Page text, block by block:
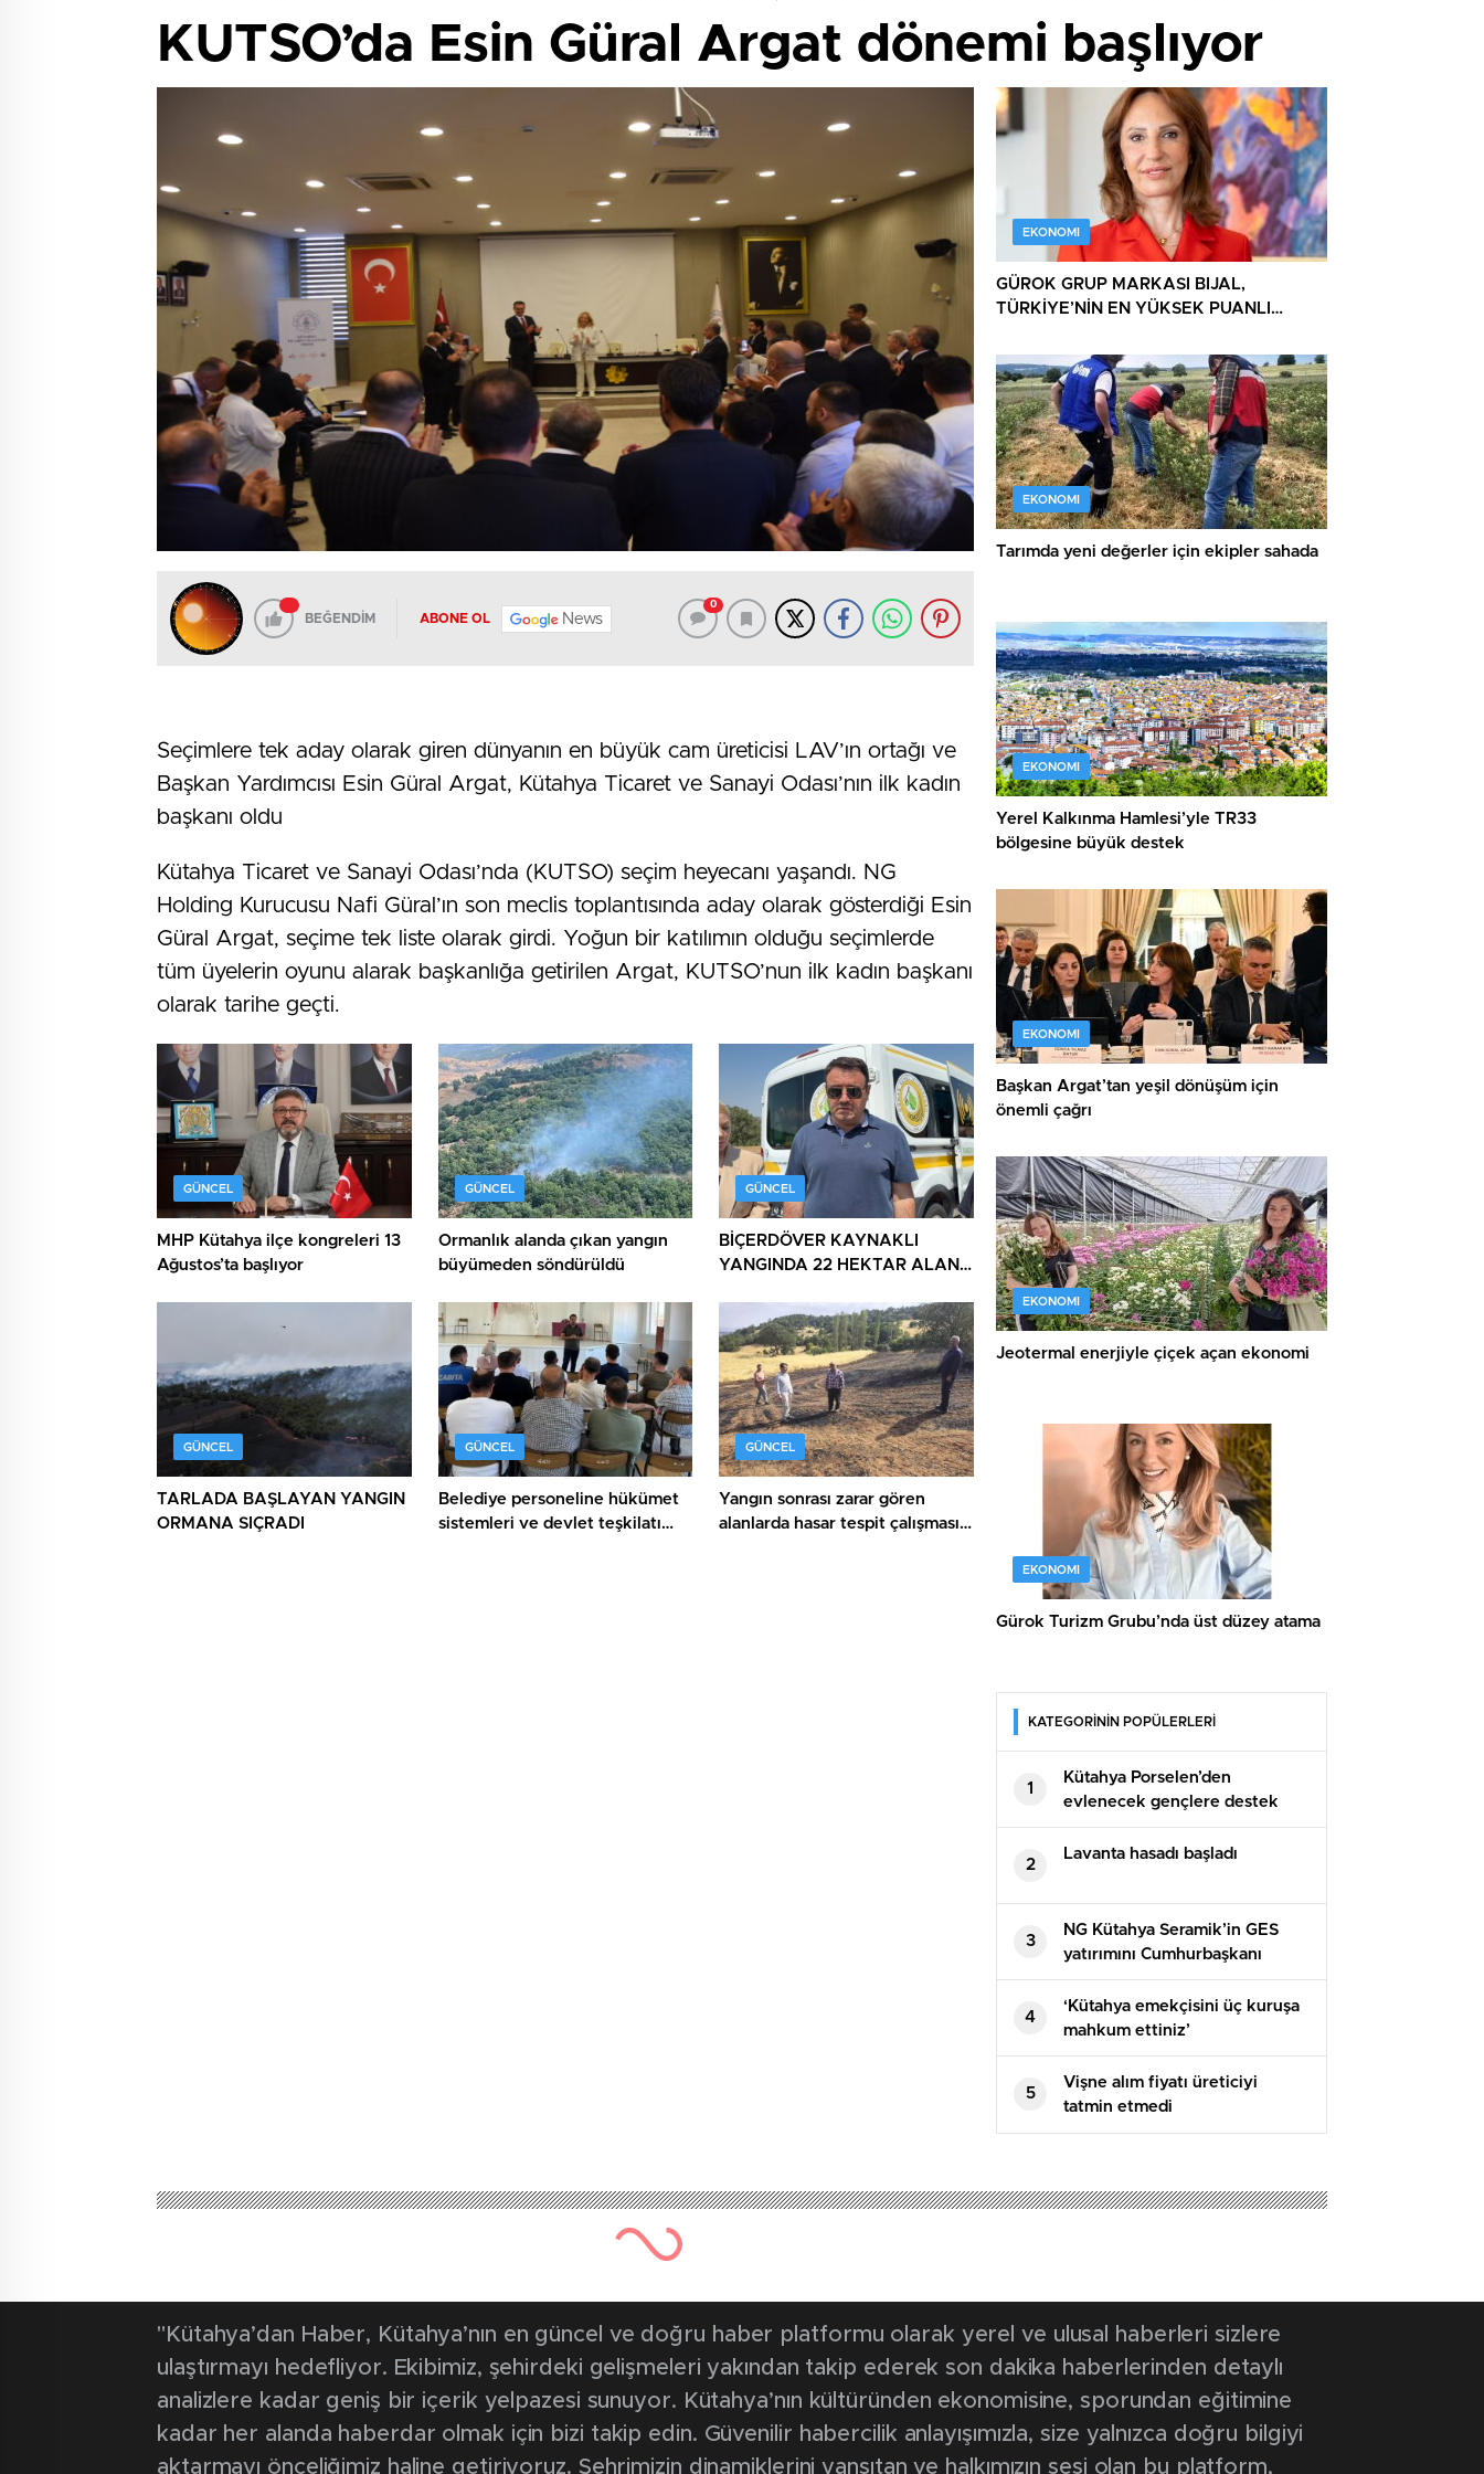
KUTSO’da Esin Güral Argat dönemi başlıyor
BEĞENDİM ABONE OL News
0
Seçimlere tek aday olarak giren dünyanın en büyük cam üreticisi LAV’ın ortağı ve
Başkan Yardımcısı Esin Güral Argat, Kütahya Ticaret ve Sanayi Odası’nın ilk kadın
başkanı oldu
Kütahya Ticaret ve Sanayi Odası’nda (KUTSO) seçim heyecanı yaşandı. NG
Holding Kurucusu Nafi Güral’ın son meclis toplantısında aday olarak gösterdiği Esin
Güral Argat, seçime tek liste olarak girdi. Yoğun bir katılımın olduğu seçimlerde
tüm üyelerin oyunu alarak başkanlığa getirilen Argat, KUTSO’nun ilk kadın başkanı
olarak tarihe geçti.
GÜNCEL
MHP Kütahya ilçe kongreleri 13
Ağustos’ta başlıyor
GÜNCEL
Ormanlık alanda çıkan yangın
büyümeden söndürüldü
GÜNCEL
BİÇERDÖVER KAYNAKLI
YANGINDA 22 HEKTAR ALAN
GÜNCEL
TARLADA BAŞLAYAN YANGIN
ORMANA SIÇRADI
GÜNCEL
Belediye personeline hükümet
sistemleri ve devlet teşkilatı
GÜNCEL
Yangın sonrası zarar gören
alanlarda hasar tespit çalışması
EKONOMI
GÜROK GRUP MARKASI BIJAL,
TÜRKİYE’NİN EN YÜKSEK PUANLI
EKONOMI
Tarımda yeni değerler için ekipler sahada
EKONOMI
Yerel Kalkınma Hamlesi’yle TR33
bölgesine büyük destek
EKONOMI
Başkan Argat’tan yeşil dönüşüm için
önemli çağrı
EKONOMI
Jeotermal enerjiyle çiçek açan ekonomi
EKONOMI
Gürok Turizm Grubu’nda üst düzey atama
KATEGORİNİN POPÜLERLERİ
1
Kütahya Porselen’den
evlenecek gençlere destek
2
Lavanta hasadı başladı
3
NG Kütahya Seramik’in GES
yatırımını Cumhurbaşkanı
Erdoğan açtı
4
‘Kütahya emekçisini üç kuruşa
mahkum ettiniz’
5
Vişne alım fiyatı üreticiyi
tatmin etmedi
"Kütahya’dan Haber, Kütahya’nın en güncel ve doğru haber platformu olarak yerel ve ulusal haberleri sizlere
ulaştırmayı hedefliyor. Ekibimiz, şehirdeki gelişmeleri yakından takip ederek son dakika haberlerinden detaylı
analizlere kadar geniş bir içerik yelpazesi sunuyor. Kütahya’nın kültüründen ekonomisine, sporundan eğitimine
kadar her alanda haberdar olmak için bizi takip edin. Güvenilir habercilik anlayışımızla, size yalnızca doğru bilgiyi
aktarmayı önceliğimiz haline getiriyoruz. Şehrimizin dinamiklerini yansıtan ve halkımızın sesi olan bu platform,